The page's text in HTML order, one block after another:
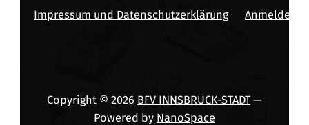
Impressum und Datenschutzerklärung Anmelden
Copyright © 2026 BFV INNSBRUCK-STADT—
Powered by NanoSpace